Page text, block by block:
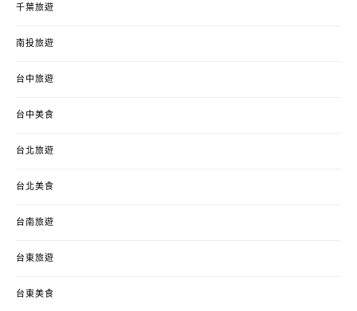
千葉旅遊
南投旅遊
台中旅遊
台中美食
台北旅遊
台北美食
台南旅遊
台東旅遊
台東美食